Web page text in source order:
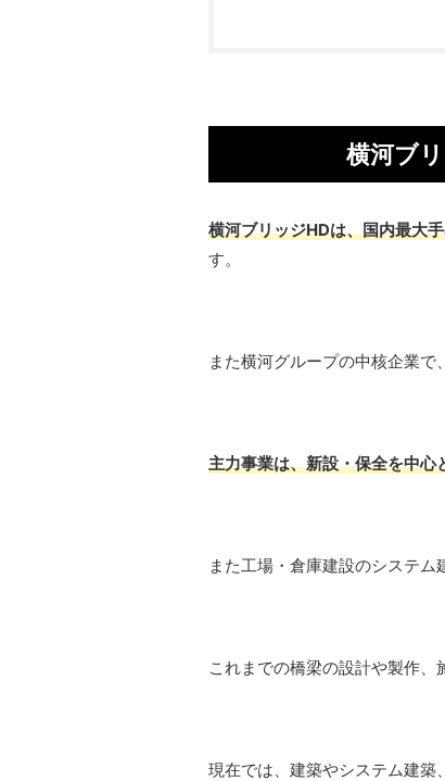
横河ブ
横河ブリッジHDは、国内最大
す。
また横河グループの中核企業で
主力事業は、新設・保全を中心
また工場・倉庫建設のシステム
これまでの橋梁の設計や製作、
現在では、建築やシステム建築